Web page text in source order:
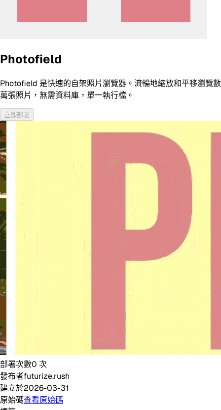
Photofield
Photofield 是快速的自架照片瀏覽器。流暢地縮放和平移瀏覽數
萬張照片，無需資料庫，單一執行檔。
立即部署
部署次數0 次
發布者futurize.rush
建立於2026-03-31
原始碼查看原始碼